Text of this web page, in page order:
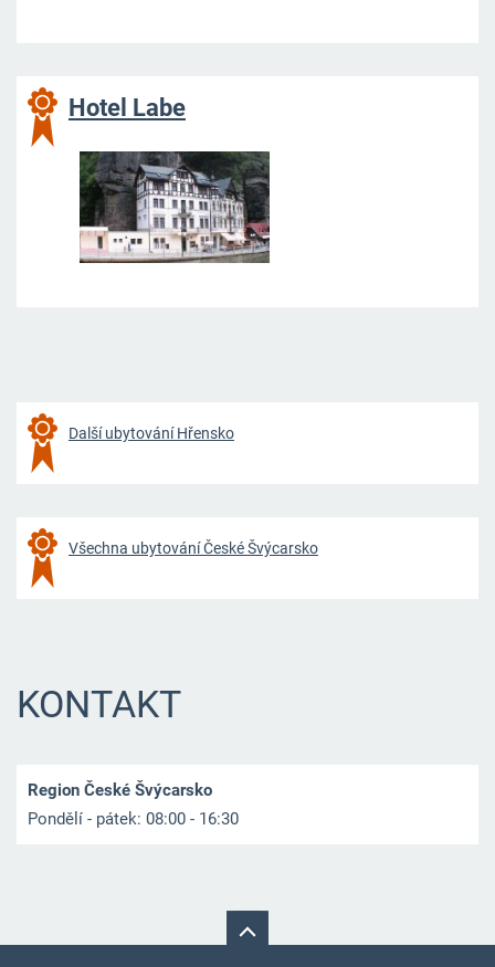
Hotel Labe
Další ubytování Hřensko
Všechna ubytování České Švýcarsko
KONTAKT
Region České Švýcarsko
Pondělí - pátek: 08:00 - 16:30